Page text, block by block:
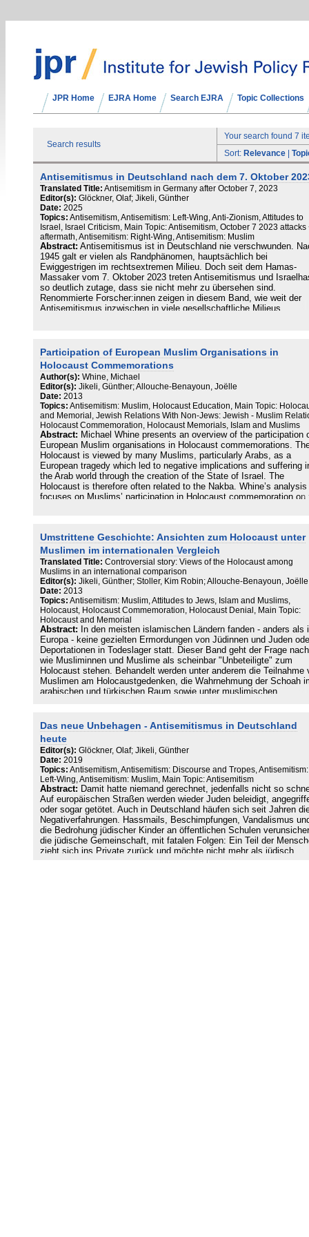
JPR Home EJRA Home Search EJRA Topic Collections
Search results
Your search found 7
Sort: Relevance
Antisemitismus in Deutschland nach dem 7. Oktober
Translated Title: Antisemitism in Germany after October 7, 2023
Editor(s): Glöckner, Olaf; Jikeli, Günther
Date: 2025
Topics: Antisemitism, Antisemitism: Left-Wing, Anti-Zionism, Attitudes to
Israel, Israel Criticism, Main Topic: Antisemitism, October 7 2023 attacks
aftermath, Antisemitism: Right-Wing, Antisemitism: Muslim
Abstract: Antisemitismus ist in Deutschland nie verschwunden.
1945 galt er vielen als Randphänomen, hauptsächlich bei
Ewiggestrigen im rechtsextremen Milieu. Doch seit dem Hamas-
Massaker vom 7. Oktober 2023 treten Antisemitismus und
so deutlich zutage, dass sie nicht mehr zu übersehen sind.
Renommierte Forscher:innen zeigen in diesem Band, wie weit der
Antisemitismus inzwischen in viele gesellschaftliche Milieus
Kunstszene und der akademischen Landschaft von diesem Virus
befallen. Die hier vereinten Beiträge unterstreichen den dringenden
Handlungsbedarf. Mit Beiträgen von Verena Buser | Marina
| Uwe Dziuballa | Olaf Gloeckner | Günther Jikeli | Martin Kloke |
Kranz | Friederike Lorenz-Sinai | Abdel-Hakim Ourghi | Lars
Nikolai Schreiter | Monika Schwarz-Friesel | Johannnes Sosada |
Christian Staffa | Kim Robin Stoller | Tim Stosberg | Sebastian
Participation of European Muslim Organisations in
Holocaust Commemorations
Author(s): Whine, Michael
Editor(s): Jikeli, Günther; Allouche-Benayoun, Joëlle
Date: 2013
Topics: Antisemitism: Muslim, Holocaust Education, Main Topic:
and Memorial, Jewish Relations With Non-Jews: Jewish - Muslim
Holocaust Commemoration, Holocaust Memorials, Islam and Muslims
Abstract: Michael Whine presents an overview of the participation
European Muslim organisations in Holocaust commemorations.
Holocaust is viewed by many Muslims, particularly Arabs, as a
European tragedy which led to negative implications and suffering
the Arab world through the creation of the State of Israel. The
Holocaust is therefore often related to the Nakba. Whine’s analysis
focuses on Muslims’ participation in Holocaust commemoration on
victims or perpetrators during the Holocaust, but he argues that the
rejection of Holocaust commemoration as a form of Zionist
adopts Islamist and Arab nationalist antisemitism. Whine presents
case study of the Muslim Council of Britain which illustrates this
of reaction to the Holocaust Memorial Day. However, he discusses
other smaller organisations, individual Muslims and approaches to
education in the UK, France, Austria, Switzerland, Norway,
and the Netherlands in order to provide examples of a more
constructive approach. Whine argues that Holocaust
has become a defining aspect of European history and identity.
Umstrittene Geschichte: Ansichten zum Holocaust unter
Muslimen im internationalen Vergleich
Translated Title: Controversial story: Views of the Holocaust among
Muslims in an international comparison
Editor(s): Jikeli, Günther; Stoller, Kim Robin; Allouche-Benayoun, Joëlle
Date: 2013
Topics: Antisemitism: Muslim, Attitudes to Jews, Islam and Muslims,
Holocaust, Holocaust Commemoration, Holocaust Denial, Main Topic:
Holocaust and Memorial
Abstract:
In den meisten islamischen Ländern fanden - anders als
Europa - keine gezielten Ermordungen von Jüdinnen und Juden
Deportationen in Todeslager statt. Dieser Band geht der Frage
wie Musliminnen und Muslime als scheinbar "Unbeteiligte" zum
Holocaust stehen. Behandelt werden unter anderem die Teilnahme
Muslimen am Holocaustgedenken, die Wahrnehmung der Schoah
arabischen und türkischen Raum sowie unter muslimischen
und Anteilnahme über Gleichgültigkeit und die Frage "Was hat das
uns zu tun?" bis zu Verharmlosung oder List es, so das Fazit, in
schulischen und außerschulischen Bildung umfassend über die
Geschichte aufzuklären und dabei Perspektiven von Migrantinnen
Migranten stärker zu berücksichtigen.
Mit Beiträgen von Joëlle Allouche-Benayoun, Rifat Bali, Georges
Bensoussan, Mehmet Can, Monique Eckmann, Remco Ensel,
Gans, Karoline Georg, Ruth Hatlapa, Günther Jikeli, Philip Spencer,
Kim Robin Stoller, Annemarike Stremmelaar, Sara Valentina di
Esther Webman, Juliane Wetzel und Michael Whine
Das neue Unbehagen - Antisemitismus in Deutschland
heute
Editor(s): Glöckner, Olaf; Jikeli, Günther
Date: 2019
Topics: Antisemitism, Antisemitism: Discourse and Tropes, Antisemitism:
Left-Wing, Antisemitism: Muslim, Main Topic: Antisemitism
Abstract: Damit hatte niemand gerechnet, jedenfalls nicht so
Auf europäischen Straßen werden wieder Juden beleidigt,
oder sogar getötet. Auch in Deutschland häufen sich seit Jahren
Negativerfahrungen. Hassmails, Beschimpfungen, Vandalismus
die Bedrohung jüdischer Kinder an öffentlichen Schulen
die jüdische Gemeinschaft, mit fatalen Folgen: Ein Teil der
zieht sich ins Private zurück und möchte nicht mehr als jüdisch